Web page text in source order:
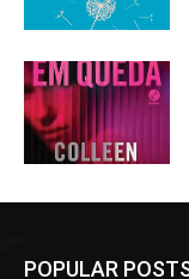
POPULAR